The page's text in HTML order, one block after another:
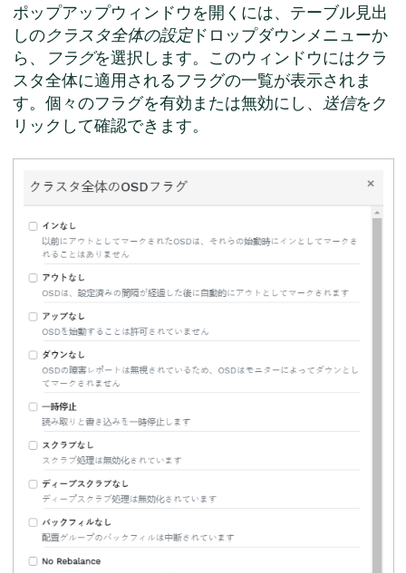
ポップアップウィンドウを開くには、テーブル見出
しのクラスタ全体の設定ドロップダウンメニューか
ら、
フラグを選択します。このウィンドウにはクラ
スタ全体に適用されるフラグの一覧が表示されま
す。個々のフラグを有効または無効にし、 送信をク
リックして確認できます。